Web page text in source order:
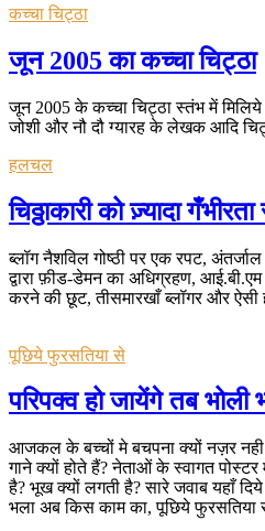
कच्चा चिट्ठा
जून 2005 का कच्चा चिट्ठा
जून 2005 के कच्चा चिट्ठा स्तंभ में
जोशी और नौ दौ ग्यारह के लेखक आदि
हलचल
चिठ्ठाकारी को ज़्यादा
ब्लॉग नैशविल गोष्ठी पर एक रपट,
द्वारा फ़ीड-डेमन का अधिग्रहण, आई.बी.एम
करने की छूट, तीसमारखाँ ब्लॉगर और
पूछिये फुरसतिया से
परिपक्व हो जायेंगे तब भोली
आजकल के बच्चों मे बचपना क्यों नज़र नही
गाने क्यों होते हैं? नेताओं के स्वागत
है? भूख क्यों लगती है? सारे जवाब यहाँ
भला अब किस काम का, पूछिये फुरसतिया